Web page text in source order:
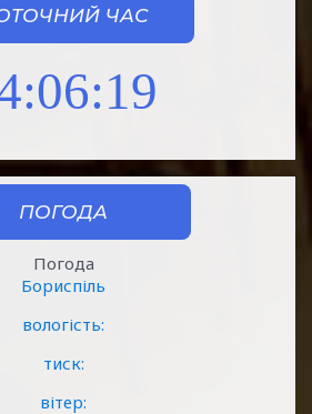
ЧАС
Погода
Бориспіль
вологість:
тиск:
вітер: